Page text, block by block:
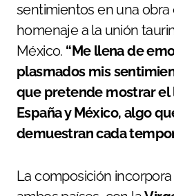
sentimientos en una
homenaje a la unión
México. “Me llena de
plasmados mis
que pretende mostrar el
España y México, algo
demuestran cada
La composición